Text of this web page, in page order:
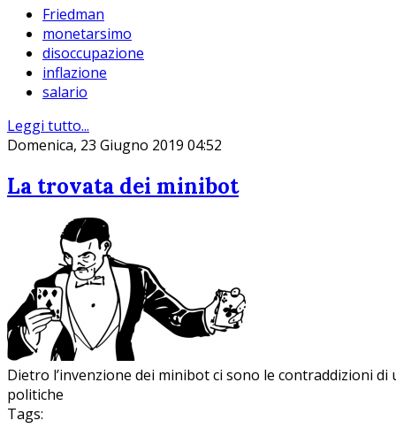
Friedman
monetarsimo
disoccupazione
inflazione
salario
Leggi tutto...
Domenica, 23 Giugno 2019 04:52
La trovata dei minibot
Dietro l’invenzione dei minibot ci sono le contraddizioni
politiche
Tags: